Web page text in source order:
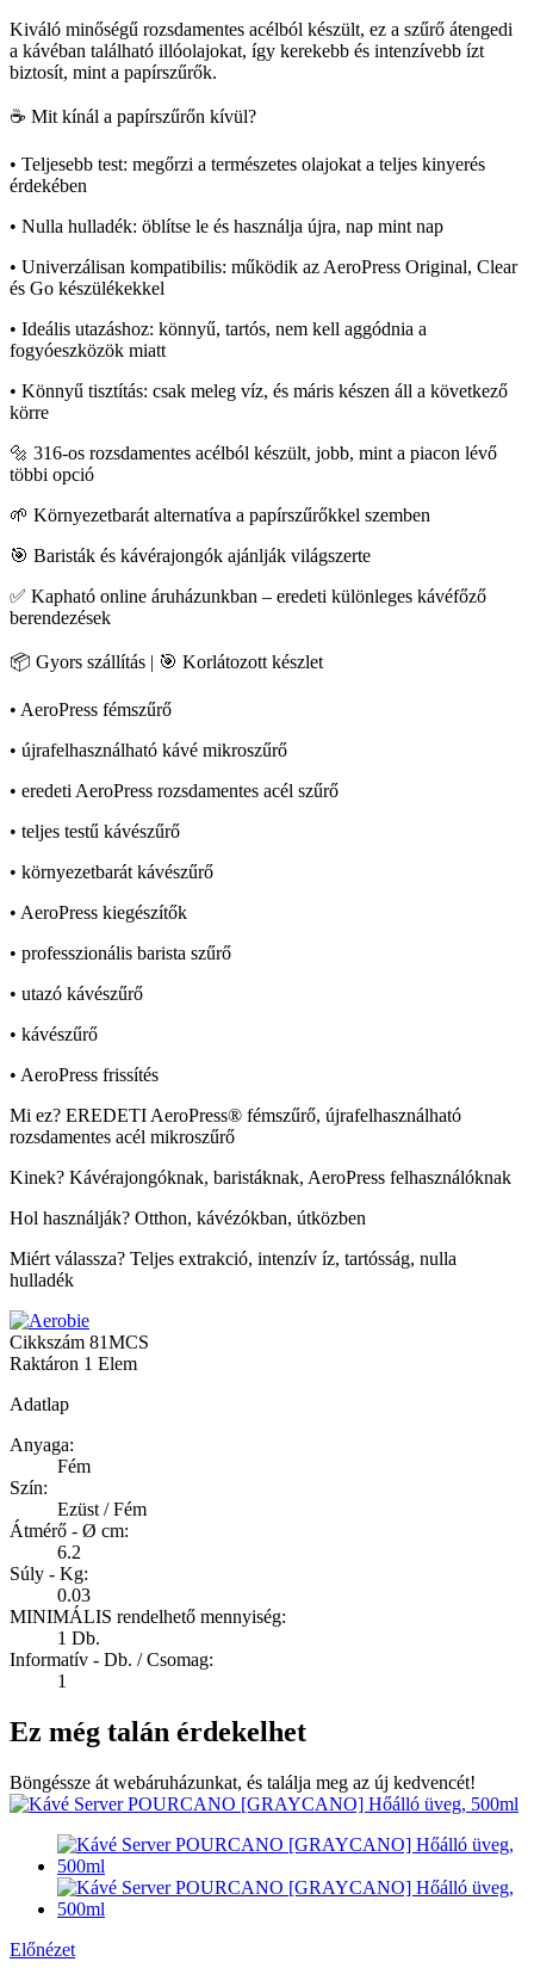
Kiváló minőségű rozsdamentes acélból készült, ez a szűrő átengedi
a kávéban található illóolajokat, így kerekebb és intenzívebb ízt
biztosít, mint a papírszűrők.
☕ Mit kínál a papírszűrőn kívül?
• Teljesebb test: megőrzi a természetes olajokat a teljes kinyerés
érdekében
• Nulla hulladék: öblítse le és használja újra, nap mint nap
• Univerzálisan kompatibilis: működik az AeroPress Original, Clear
és Go készülékekkel
• Ideális utazáshoz: könnyű, tartós, nem kell aggódnia a
fogyóeszközök miatt
• Könnyű tisztítás: csak meleg víz, és máris készen áll a következő
körre
🔩 316-os rozsdamentes acélból készült, jobb, mint a piacon lévő
többi opció
🌱 Környezetbarát alternatíva a papírszűrőkkel szemben
🎯 Baristák és kávérajongók ajánlják világszerte
✅ Kapható online áruházunkban – eredeti különleges kávéfőző
berendezések
📦 Gyors szállítás | 🎯 Korlátozott készlet
• AeroPress fémszűrő
• újrafelhasználható kávé mikroszűrő
• eredeti AeroPress rozsdamentes acél szűrő
• teljes testű kávészűrő
• környezetbarát kávészűrő
• AeroPress kiegészítők
• professzionális barista szűrő
• utazó kávészűrő
• kávészűrő
• AeroPress frissítés
Mi ez? EREDETI AeroPress® fémszűrő, újrafelhasználható
rozsdamentes acél mikroszűrő
Kinek? Kávérajongóknak, baristáknak, AeroPress felhasználóknak
Hol használják? Otthon, kávézókban, útközben
Miért válassza? Teljes extrakció, intenzív íz, tartósság, nulla
hulladék
Cikkszám 81MCS
Raktáron 1 Elem
Adatlap
Anyaga:
Fém
Szín:
Ezüst / Fém
Átmérő - Ø cm:
6.2
Súly - Kg:
0.03
MINIMÁLIS rendelhető mennyiség:
1 Db.
Informatív - Db. / Csomag:
1
Ez még talán érdekelhet
Böngéssze át webáruházunkat, és találja meg az új kedvencét!
Előnézet